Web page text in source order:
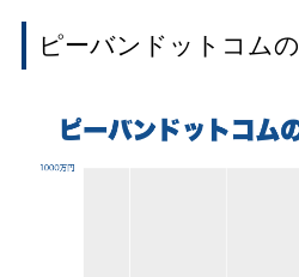
ピーバンドットコム